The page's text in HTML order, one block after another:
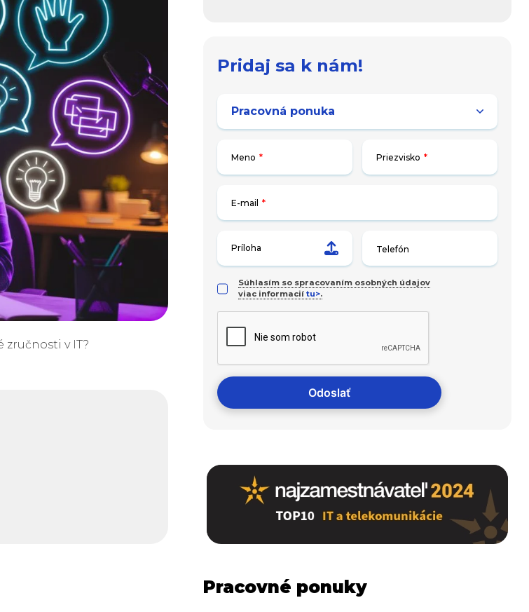
zručnosti v IT?
Pridaj sa k nám!
Meno * Priezvisko *
E-mail *
Príloha
Súhlasím so spracovaním osobných údajov
viac informacií tu>.
Pracovné ponuky